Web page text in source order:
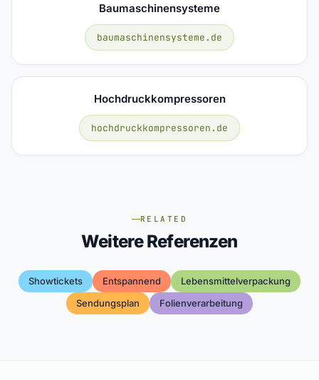
Baumaschinensysteme
baumaschinensysteme.de
Hochdruckkompressoren
hochdruckkompressoren.de
RELATED
Weitere Referenzen
Showtickets Entspannend
Lebensmittelverpackung
Sendungsplan
Folienverarbeitung